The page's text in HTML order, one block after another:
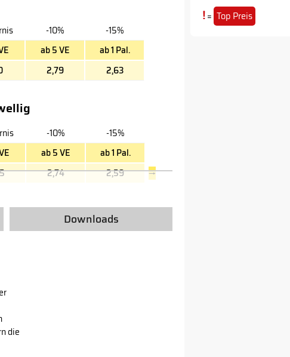
-10%
-15%
ab 5 VE
ab 1 Pal.
2,79 2,63
-10%
-15%
ab 5 VE
ab 1 Pal.
2,74 2,59 →
Downloads
die
!= Top Preis